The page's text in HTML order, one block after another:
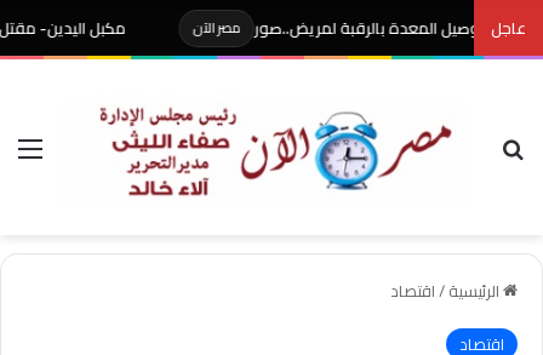
عاجل
المعدة بالرقبة لمريض..صور مصر الآن مكبل اليدين- مقتل مسن
بحث عن
الرئيسية/اقتصاد
اقتصاد